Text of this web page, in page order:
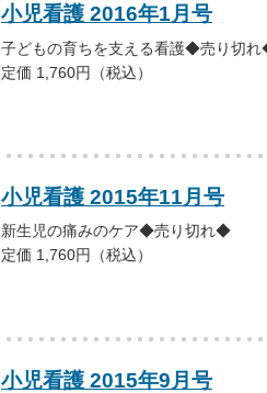
小児看護 2016年1月号
子どもの育ちを支える看護◆売り切
定価 1,760円（税込）
小児看護 2015年11月号
新生児の痛みのケア◆売り切れ◆
定価 1,760円（税込）
小児看護 2015年9月号